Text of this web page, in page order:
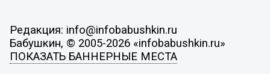
Редакция: info@infobabushkin.ru
Бабушкин, © 2005-2026 «infobabushkin.ru»
ПОКАЗАТЬ БАННЕРНЫЕ МЕСТА